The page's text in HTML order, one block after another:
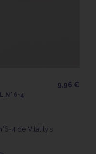
9,96 €
N° 6-4
4 de Vitality's